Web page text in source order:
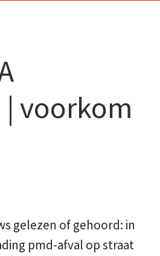
voorkom
gelezen of gehoord: in
pmd-afval op straat